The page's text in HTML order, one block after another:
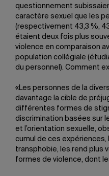
questionnement
caractère sexuel que les
(respectivement 43,3 %,
étaient deux fois plus
violence en comparaison
population collégiale
du personnel). Comment
«Les personnes de la
davantage la cible de
différentes formes de
discrimination basées sur
et l’orientation sexuelle,
cumul de ces expériences,
transphobie, les rend plus
formes de violence, dont